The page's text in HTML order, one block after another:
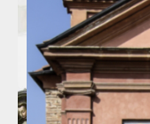
BÉNÉVOLES
CONTACTS